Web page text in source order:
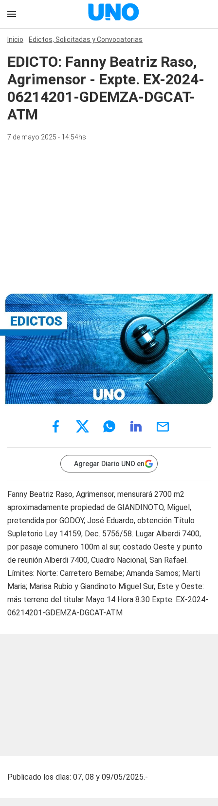
Inicio Edictos, Solicitadas y Convocatorias
EDICTO: Fanny Beatriz Raso,
Agrimensor - Expte. EX-2024-
06214201-GDEMZA-DGCAT-
ATM
7 de mayo 2025 - 14:54hs
Agregar Diario UNO en
Fanny Beatriz Raso, Agrimensor, mensurará 2700 m2
aproximadamente propiedad de GIANDINOTO, Miguel,
pretendida por GODOY, José Eduardo, obtención Título
Supletorio Ley 14159, Dec. 5756/58. Lugar Alberdi 7400,
por pasaje comunero 100m al sur, costado Oeste y punto
de reunión Alberdi 7400, Cuadro Nacional, San Rafael.
Límites: Norte: Carretero Bernabe; Amanda Samos; Marti
Maria; Marisa Rubio y Giandinoto Miguel Sur, Este y Oeste:
más terreno del titular Mayo 14 Hora 8.30 Expte. EX-2024-
06214201-GDEMZA-DGCAT-ATM
Publicado los dìas: 07, 08 y 09/05/2025.-